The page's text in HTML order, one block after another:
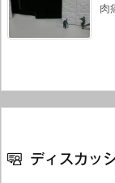
肉
ディスカッ